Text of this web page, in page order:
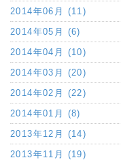
2014年06月 (11)
2014年05月 (6)
2014年04月 (10)
2014年03月 (20)
2014年02月 (22)
2014年01月 (8)
2013年12月 (14)
2013年11月 (19)